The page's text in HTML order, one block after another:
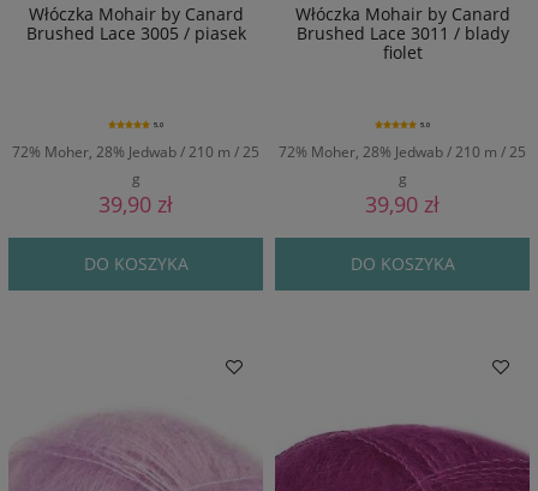
Włóczka Mohair by Canard
Brushed Lace 3005 / piasek
72% Moher, 28% Jedwab / 210 m / 25
g
5.0
39,90 zł
DO KOSZYKA
Włóczka Mohair by Canard
Brushed Lace 3011 / blady
fiolet
72% Moher, 28% Jedwab / 210 m / 25
g
5.0
39,90 zł
DO KOSZYKA